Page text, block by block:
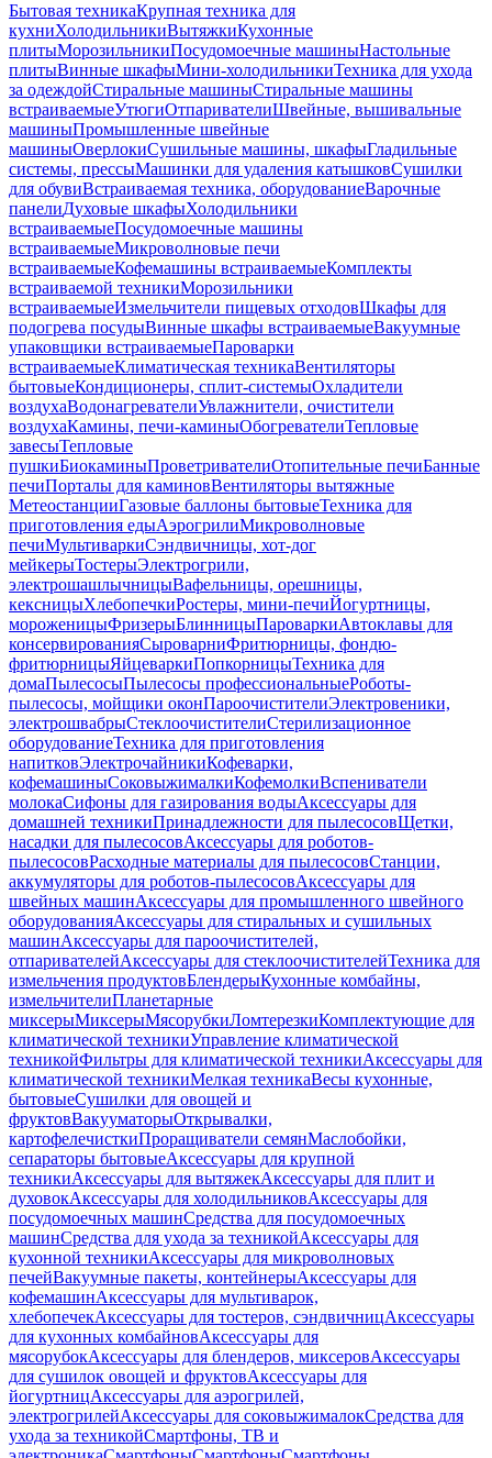
Бытовая техникаКрупная техника для
кухниХолодильникиВытяжкиКухонные
плитыМорозильникиПосудомоечные машиныНастольные
плитыВинные шкафыМини-холодильникиТехника для ухода
за одеждойСтиральные машиныСтиральные машины
встраиваемыеУтюгиОтпаривателиШвейные, вышивальные
машиныПромышленные швейные
машиныОверлокиСушильные машины, шкафыГладильные
системы, прессыМашинки для удаления катышковСушилки
для обувиВстраиваемая техника, оборудованиеВарочные
панелиДуховые шкафыХолодильники
встраиваемыеПосудомоечные машины
встраиваемыеМикроволновые печи
встраиваемыеКофемашины встраиваемыеКомплекты
встраиваемой техникиМорозильники
встраиваемыеИзмельчители пищевых отходовШкафы для
подогрева посудыВинные шкафы встраиваемыеВакуумные
упаковщики встраиваемыеПароварки
встраиваемыеКлиматическая техникаВентиляторы
бытовыеКондиционеры, сплит-системыОхладители
воздухаВодонагревателиУвлажнители, очистители
воздухаКамины, печи-каминыОбогревателиТепловые
завесыТепловые
пушкиБиокаминыПроветривателиОтопительные печиБанные
печиПорталы для каминовВентиляторы вытяжные
МетеостанцииГазовые баллоны бытовыеТехника для
приготовления едыАэрогрилиМикроволновые
печиМультиваркиСэндвичницы, хот-дог
мейкерыТостерыЭлектрогрили,
электрошашлычницыВафельницы, орешницы,
кексницыХлебопечкиРостеры, мини-печиЙогуртницы,
мороженицыФризерыБлинницыПароваркиАвтоклавы для
консервированияСыроварниФритюрницы, фондю-
фритюрницыЯйцеваркиПопкорницыТехника для
домаПылесосыПылесосы профессиональныеРоботы-
пылесосы, мойщики оконПароочистителиЭлектровеники,
электрошвабрыСтеклоочистителиСтерилизационное
оборудованиеТехника для приготовления
напитковЭлектрочайникиКофеварки,
кофемашиныСоковыжималкиКофемолкиВспениватели
молокаСифоны для газирования водыАксессуары для
домашней техникиПринадлежности для пылесосовЩетки,
насадки для пылесосовАксессуары для роботов-
пылесосовРасходные материалы для пылесосовСтанции,
аккумуляторы для роботов-пылесосовАксессуары для
швейных машинАксессуары для промышленного швейного
оборудованияАксессуары для стиральных и сушильных
машинАксессуары для пароочистителей,
отпаривателейАксессуары для стеклоочистителейТехника для
измельчения продуктовБлендерыКухонные комбайны,
измельчителиПланетарные
миксерыМиксерыМясорубкиЛомтерезкиКомплектующие для
климатической техникиУправление климатической
техникойФильтры для климатической техникиАксессуары для
климатической техникиМелкая техникаВесы кухонные,
бытовыеСушилки для овощей и
фруктовВакууматорыОткрывалки,
картофелечисткиПроращиватели семянМаслобойки,
сепараторы бытовыеАксессуары для крупной
техникиАксессуары для вытяжекАксессуары для плит и
духовокАксессуары для холодильниковАксессуары для
посудомоечных машинСредства для посудомоечных
машинСредства для ухода за техникойАксессуары для
кухонной техникиАксессуары для микроволновых
печейВакуумные пакеты, контейнерыАксессуары для
кофемашинАксессуары для мультиварок,
хлебопечекАксессуары для тостеров, сэндвичницАксессуары
для кухонных комбайновАксессуары для
мясорубокАксессуары для блендеров, миксеровАксессуары
для сушилок овощей и фруктовАксессуары для
йогуртницАксессуары для аэрогрилей,
электрогрилейАксессуары для соковыжималокСредства для
ухода за техникойСмартфоны, ТВ и